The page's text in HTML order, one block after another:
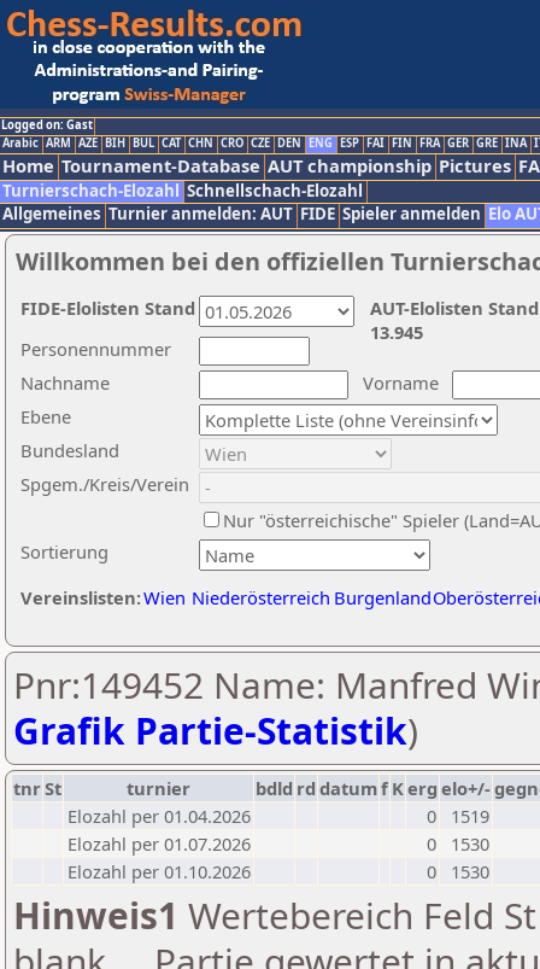
Logged on: Gast
Arabic ARM AZE BIH BUL CAT CHN CRO CZE DEN ENG ESP FAI FIN FRA GER GRE INA
Home Tournament-Database AUT championship Pictures
Turnierschach-Elozahl Schnellschach-Elozahl
Allgemeines Turnier anmelden: AUT FIDE Spieler anmelden Elo
Willkommen bei den offiziellen
Nachname
Vorname
Ebene
Sortierung
Personennummer
Bundesland
Spgem./Kreis/Verein
Nur "österreichische" Spieler
Vereinslisten:Wien Niederösterreich Burgenland
AUT-Elolisten
13.945
FIDE-Elolisten Stand
Pnr:149452 Name: Manfred
Grafik Partie-Statistik)
tnrSt turnier bdld rd datumf Kerg elo+/-
Elozahl per 01.04.2026
0
1519
Elozahl per 01.07.2026
0
1530
Elozahl per 01.10.2026
0 1530
Hinweis1 Wertebereich Feld